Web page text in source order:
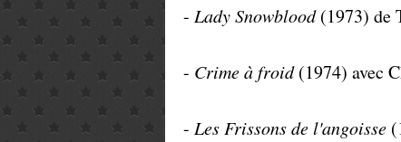
- Lady Snowblood(1973) de
- Crime à froid(1974) avec
- Les Frissons de l'angoisse